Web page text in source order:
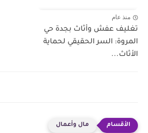
منذ عام
تغليف عفش وأثاث بجدة حي
المروة: السر الحقيقي لحماية
الأثاث...
مال وأعمال